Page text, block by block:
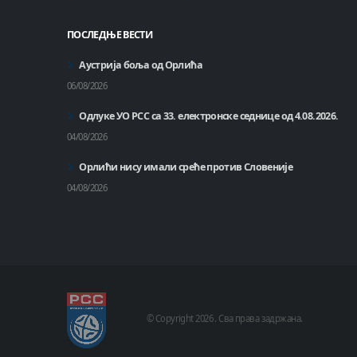
ПОСЛЕДЊЕ ВЕСТИ
Аустрија боља од Орлића
06/08/2026
Одлуке УО РСС са 33. електронске седнице од 4.08.2026.
04/08/2026
Орлићи нису имали среће против Словеније
04/08/2026
© Copyright 2026 . Сва права задржана.